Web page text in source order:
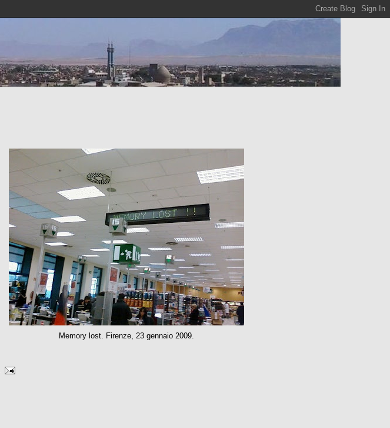
Memory lost. Firenze, 23 gennaio 2009.